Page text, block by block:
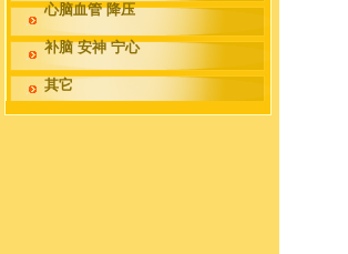
心脑血管 降压
补脑 安神 宁心
其它